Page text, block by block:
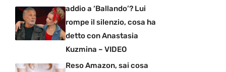
addio a ‘Ballando’? Lui
rompe il silenzio, cosa ha
detto con Anastasia
Kuzmina – VIDEO
Reso Amazon, sai cosa